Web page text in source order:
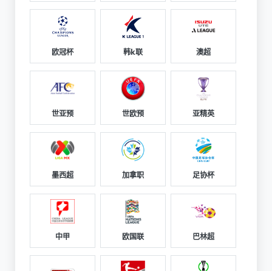
欧冠杯 韩k联 澳超
世亚预 世欧预 亚精英
墨西超 加拿职 足协杯
中甲 欧国联 巴林超